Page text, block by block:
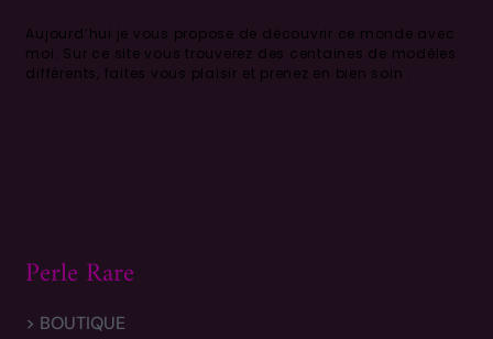
Aujourd’hui je vous propose de découvrir ce monde avec
moi. Sur ce site vous trouverez des centaines de modèles
différents, faites vous plaisir et prenez en bien soin .
Perle Rare
> BOUTIQUE